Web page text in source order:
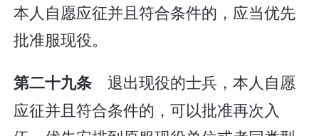
本人自愿应征并且符合条件的，应当优先
批准服现役。
第二十九条 退出现役的士兵，本人自愿
应征并且符合条件的，可以批准再次入